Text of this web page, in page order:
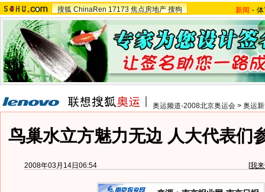
搜狐 ChinaRen 17173 焦点房地产 搜狗 新闻 -
奥运频道-2008北京奥运会 > 奥运
鸟巢水立方魅力无边 人大代表们
2008年03月14日06:54 [我